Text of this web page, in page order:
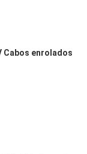
Cabos enrolados